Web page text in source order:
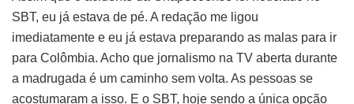
SBT, eu já estava de pé. A redação me ligou
imediatamente e eu já estava preparando as malas para ir
para Colômbia. Acho que jornalismo na TV aberta durante
a madrugada é um caminho sem volta. As pessoas se
acostumaram a isso. E o SBT, hoje sendo a única opção